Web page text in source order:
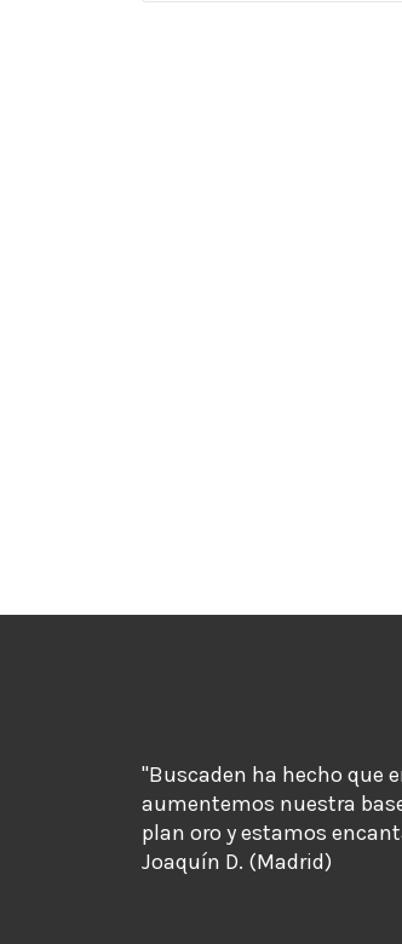
"Buscaden ha hecho que
aumentemos nuestra
plan oro y estamos
Joaquín D. (Madrid)